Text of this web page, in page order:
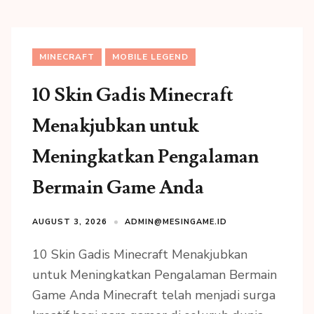
MINECRAFT MOBILE LEGEND
10 Skin Gadis Minecraft
Menakjubkan untuk
Meningkatkan Pengalaman
Bermain Game Anda
AUGUST 3, 2026 ADMIN@MESINGAME.ID
10 Skin Gadis Minecraft Menakjubkan
untuk Meningkatkan Pengalaman Bermain
Game Anda Minecraft telah menjadi surga